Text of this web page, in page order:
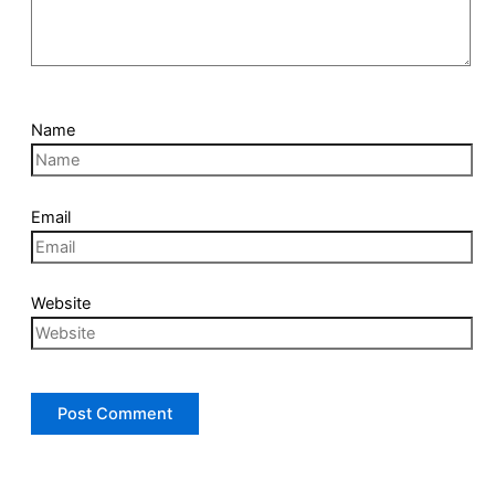
Name
Email
Website